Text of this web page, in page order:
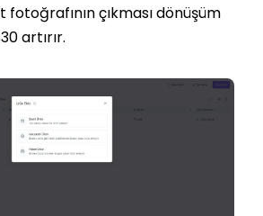
fotoğrafının çıkması dönüşüm
artırır.